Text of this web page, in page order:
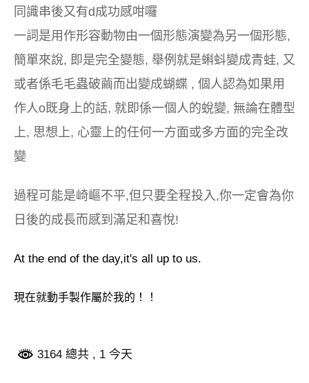
同識串後又有d成功感咁囉
一詞是用作形容動物由一個形態演變為另一個形態,
簡單來說, 即是完全變態, 舉例就是蝌蚪變成青蛙, 又
或者係毛毛蟲破繭而出變成蝴蝶 , 個人認為如果用
作人o既身上的話, 就即係一個人的蛻變, 無論在體型
上, 思想上, 心靈上的任何一方面或多方面的完全改
變
過程可能是崎嶇不平,但只要全程投入,你一定會為你
日後的成長而感到滿足和喜悅!
At the end of the day,it's all up to us.
現在就動手製作屬於我的！！
3164 總共 , 1 今天